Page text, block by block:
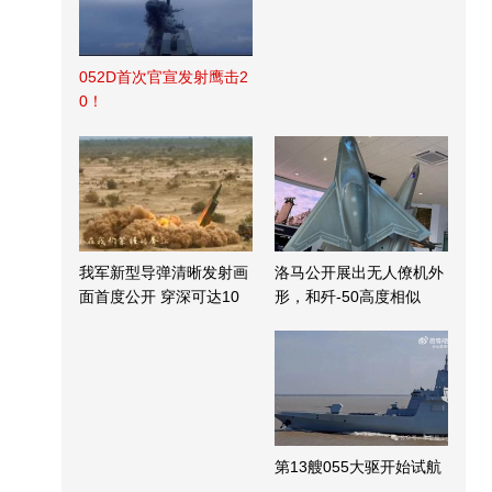
052D首次官宣发射鹰击2
0！
我军新型导弹清晰发射画
面首度公开 穿深可达10
洛马公开展出无人僚机外
形，和歼-50高度相似
第13艘055大驱开始试航